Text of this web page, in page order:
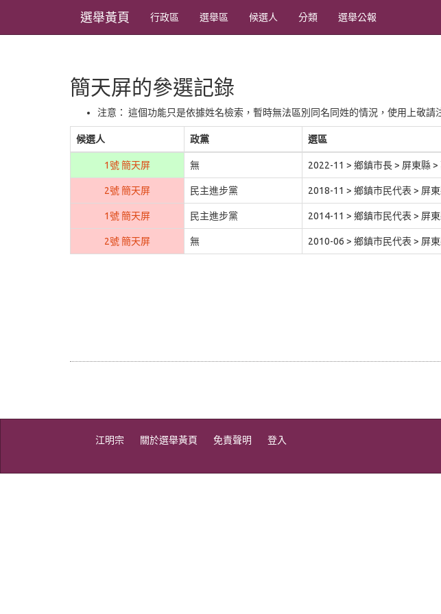
選舉黃頁 行政區 選舉區 候選人 分類 選舉公報
簡天屏的參選記錄
注意： 這個功能只是依據姓名檢索，暫時無法區別同名同姓的情況，使用上敬請
候選人 政黨 選區
1號 簡天屏 無 2022-11 > 鄉鎮市長 > 屏東縣 >
2號 簡天屏 民主進步黨 2018-11 > 鄉鎮市民代表 > 屏
1號 簡天屏 民主進步黨 2014-11 > 鄉鎮市民代表 > 屏
2號 簡天屏 無 2010-06 > 鄉鎮市民代表 > 屏
江明宗 關於選舉黃頁 免責聲明 登入